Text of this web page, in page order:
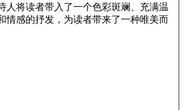
人将读者带入了一个色彩斑斓、充满温
情感的抒发，为读者带来了一种唯美而